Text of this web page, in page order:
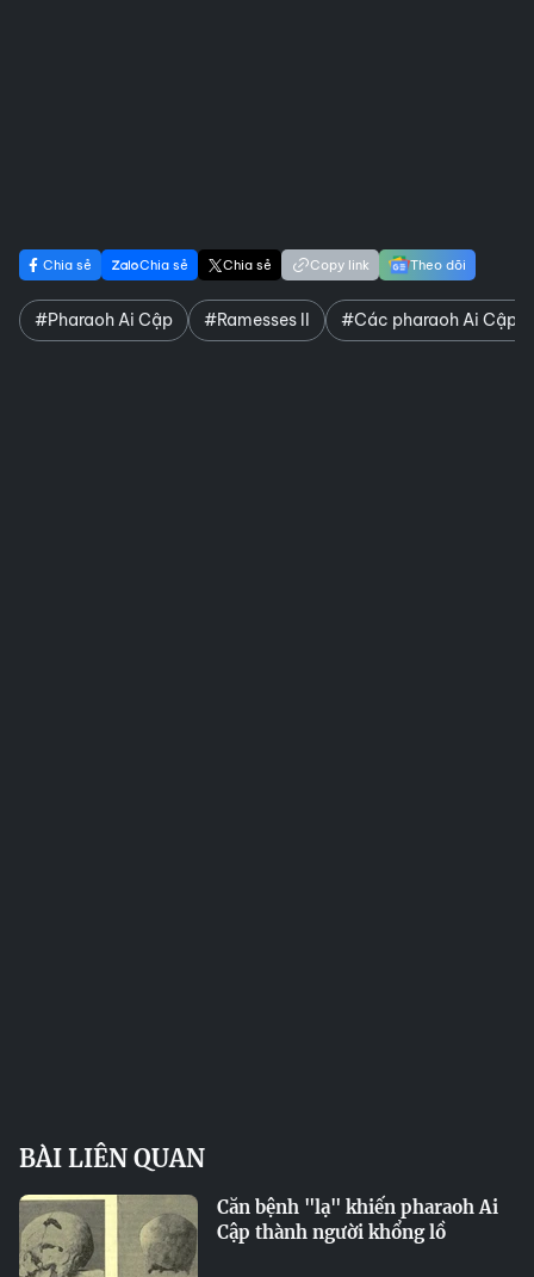
Chia sẻ Chia sẻ Chia sẻ Copy link Theo dõi
#Pharaoh Ai Cập #Ramesses II #Các pharaoh Ai Cập
BÀI LIÊN QUAN
Căn bệnh "lạ" khiến pharaoh Ai
Cập thành người khổng lồ